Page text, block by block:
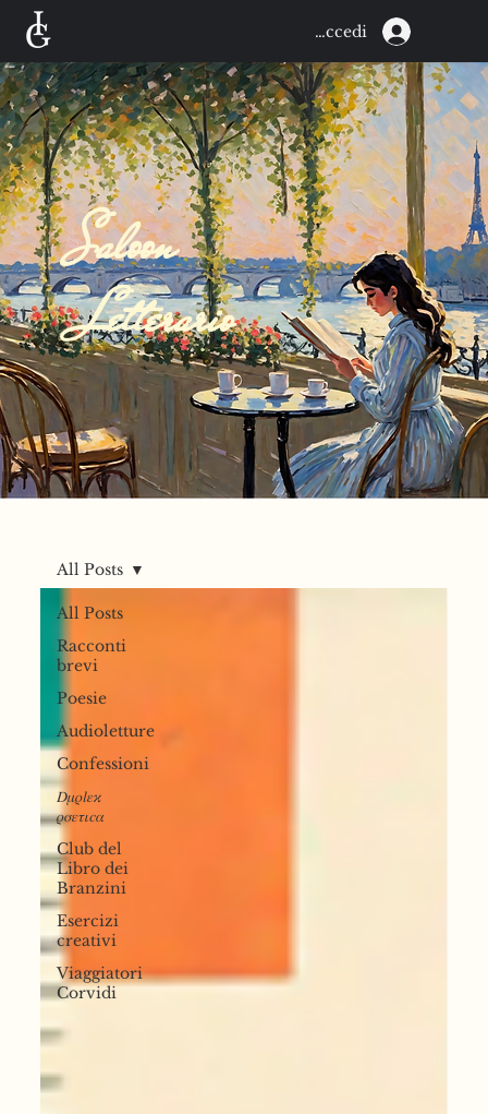
Accedi
Saloon
Letterario
Gli ultimi
lavori
All Posts
Racconti
brevi
Poesie
Audioletture
Confessioni
𝐷𝜇𝜌𝑙𝜀𝜘
𝜌𝜎𝜀𝜏𝜄𝑐𝛼
Club del
Libro dei
Branzini
Esercizi
creativi
Viaggiatori
Corvidi
All Posts